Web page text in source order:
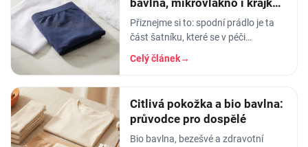
bavlna, mikrovlákno i krajka,
aby vydrželo
Přiznejme si to: spodní prádlo je ta
část šatníku, které se v péči
věnujeme nejmíň. Hodíme ho do
pračky se vším ostatním, dáme
Celý článek→
Citlivá pokožka a bio bavlna:
průvodce pro dospělé
Bio bavlna, bezešvé a zdravotní